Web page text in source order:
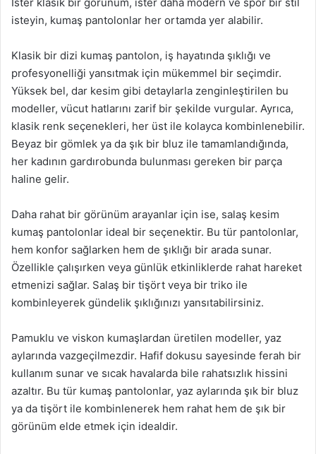
isteyin, kumaş pantolonlar her ortamda yer alabilir.
Klasik bir dizi kumaş pantolon, iş hayatında şıklığı ve
profesyonelliği yansıtmak için mükemmel bir seçimdir.
Yüksek bel, dar kesim gibi detaylarla zenginleştirilen bu
modeller, vücut hatlarını zarif bir şekilde vurgular. Ayrıca,
klasik renk seçenekleri, her üst ile kolayca kombinlenebilir.
Beyaz bir gömlek ya da şık bir bluz ile tamamlandığında,
her kadının gardırobunda bulunması gereken bir parça
haline gelir.
Daha rahat bir görünüm arayanlar için ise, salaş kesim
kumaş pantolonlar ideal bir seçenektir. Bu tür pantolonlar,
hem konfor sağlarken hem de şıklığı bir arada sunar.
Özellikle çalışırken veya günlük etkinliklerde rahat hareket
etmenizi sağlar. Salaş bir tişört veya bir triko ile
kombinleyerek gündelik şıklığınızı yansıtabilirsiniz.
Pamuklu ve viskon kumaşlardan üretilen modeller, yaz
aylarında vazgeçilmezdir. Hafif dokusu sayesinde ferah bir
kullanım sunar ve sıcak havalarda bile rahatsızlık hissini
azaltır. Bu tür kumaş pantolonlar, yaz aylarında şık bir bluz
ya da tişört ile kombinlenerek hem rahat hem de şık bir
görünüm elde etmek için idealdir.